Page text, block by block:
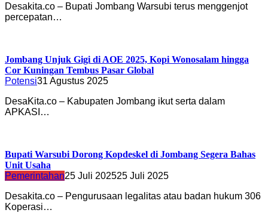
Desakita.co – Bupati Jombang Warsubi terus menggenjot
percepatan…
Jombang Unjuk Gigi di AOE 2025, Kopi Wonosalam hingga
Cor Kuningan Tembus Pasar Global
Potensi31 Agustus 2025
DesaKita.co – Kabupaten Jombang ikut serta dalam
APKASI…
Bupati Warsubi Dorong Kopdeskel di Jombang Segera Bahas
Unit Usaha
Pemerintahan25 Juli 202525 Juli 2025
Desakita.co – Pengurusaan legalitas atau badan hukum 306
Koperasi…